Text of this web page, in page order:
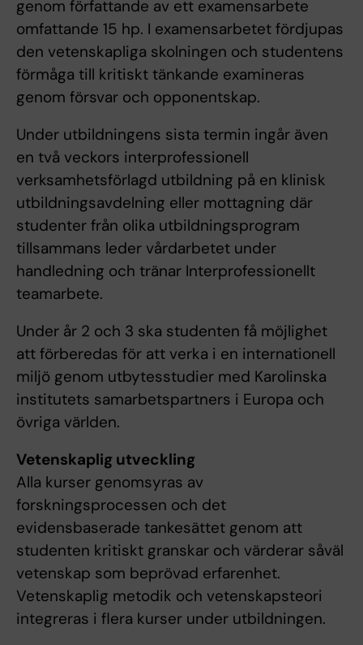
genom författande av ett examensarbete
omfattande 15 hp. I examensarbetet fördjupas
den vetenskapliga skolningen och studentens
förmåga till kritiskt tänkande examineras
genom försvar och opponentskap.
Under utbildningens sista termin ingår även
en två veckors interprofessionell
verksamhetsförlagd utbildning på en klinisk
utbildningsavdelning eller mottagning där
studenter från olika utbildningsprogram
tillsammans leder vårdarbetet under
handledning och tränar Interprofessionellt
teamarbete.
Under år 2 och 3 ska studenten få möjlighet
att förberedas för att verka i en internationell
miljö genom utbytesstudier med Karolinska
institutets samarbetspartners i Europa och
övriga världen.
Vetenskaplig utveckling
Alla kurser genomsyras av
forskningsprocessen och det
evidensbaserade tankesättet genom att
studenten kritiskt granskar och värderar såväl
vetenskap som beprövad erfarenhet.
Vetenskaplig metodik och vetenskapsteori
integreras i flera kurser under utbildningen.